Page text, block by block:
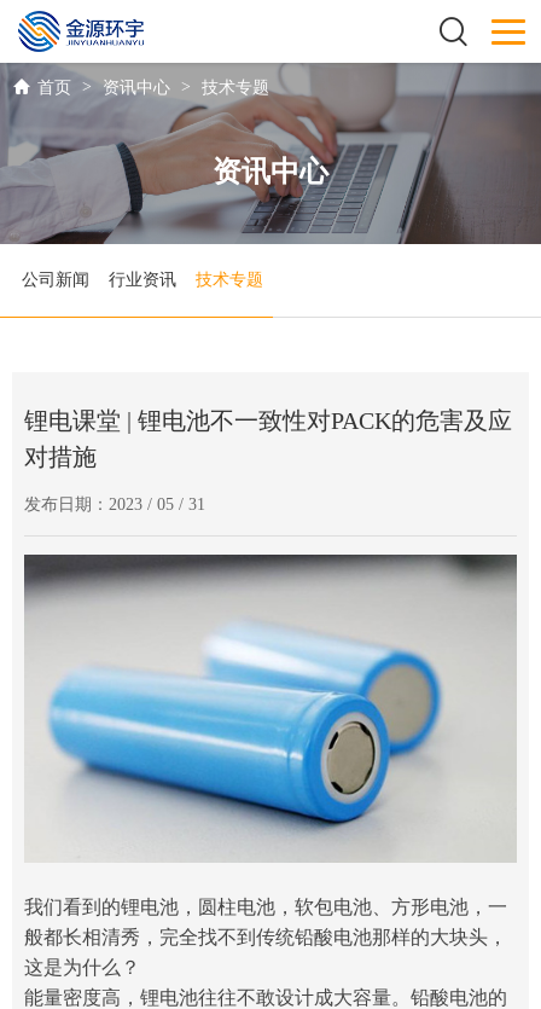
资讯中心
首页 > 资讯中心 > 技术专题
公司新闻 行业资讯 技术专题
锂电课堂 | 锂电池不一致性对PACK的危害及应
对措施
发布日期：2023 / 05 / 31
我们看到的锂电池，圆柱电池，软包电池、方形电池，一
般都长相清秀，完全找不到传统铅酸电池那样的大块头，
这是为什么？
能量密度高，锂电池往往不敢设计成大容量。铅酸电池的